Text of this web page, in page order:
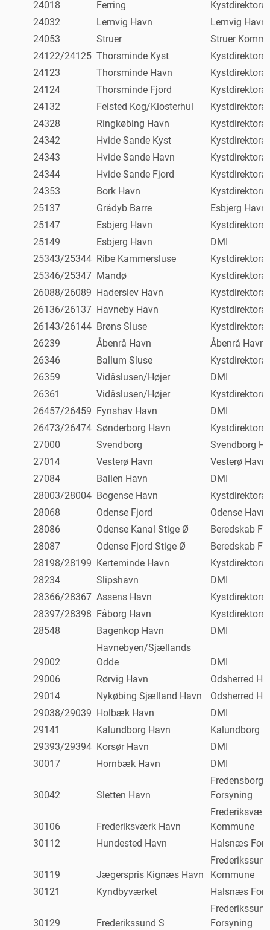
24018 Ferring
24032
Lemvig Havn
Lemvig Havn
24053
Struer
Struer
24122/24125 Thorsminde Kyst
24123
Thorsminde Havn
24124
Thorsminde Fjord
24132
Felsted Kog/Klosterhul
24328
Ringkøbing Havn
24342
Hvide Sande Kyst
24343
Hvide Sande Havn
24344
Hvide Sande Fjord
24353
Bork Havn
25137
Grådyb Barre
Esbjerg Havn
25147
Esbjerg Havn
25149
Esbjerg Havn
DMI
25343/25344 Ribe Kammersluse
25346/25347 Mandø
26088/26089 Haderslev Havn
26136/26137 Havneby Havn
26143/26144 Brøns Sluse
26239
Åbenrå Havn
Åbenrå Havn
26346
Ballum Sluse
26359
Vidåslusen/Højer
DMI
26361
Vidåslusen/Højer
26457/26459 Fynshav Havn
DMI
26473/26474 Sønderborg Havn
27000
Svendborg
Svendborg
27014
Vesterø Havn
Vesterø Havn
27084
Ballen Havn
DMI
28003/28004 Bogense Havn
28068
Odense Fjord
Odense Havn
28086
Odense Kanal Stige Ø
Beredskab
28087
Odense Fjord Stige Ø
Beredskab
28198/28199 Kerteminde Havn
28234
Slipshavn
DMI
28366/28367 Assens Havn
28397/28398 Fåborg Havn
28548
Bagenkop Havn DMI
29002
Havnebyen/Sjællands
Odde
DMI
29006
Rørvig Havn
Odsherred
29014
Nykøbing Sjælland Havn
Odsherred
29038/29039 Holbæk Havn
DMI
29141
Kalundborg Havn
Kalundborg
29393/29394 Korsør Havn
DMI
30017
Hornbæk Havn DMI
30042 Sletten Havn
Fredensborg
Forsyning
30106 Frederiksværk Havn
Frederiksværk
Kommune
30112
Hundested Havn Halsnæs
30119 Jægerspris Kignæs Havn
Frederikssund
Kommune
30121
Kyndbyværket Halsnæs
30129 Frederikssund S
Frederikssund
Forsyning